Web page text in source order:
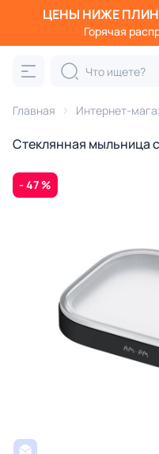
ЦЕНЫ НИЖЕ
Горячая
Главная Интернет-
Стеклянная мыльница с
Func A8F34222
- 47 %